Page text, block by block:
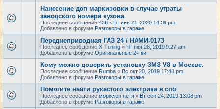
Нанесение доп маркировки в случае утраты
заводского номера кузова
Последнее сообщение 436 « Вт янв 21, 2020 14:39 pm
Добавлено в форуме Разговоры в гараже
Переднеприводная ГАЗ 24 / НАМИ-0173
Последнее сообщение X-Tuning « Чт ноя 28, 2019 9:27 am
Добавлено в форуме Оригинальные 24-ки
Кому можно доверить установку ЗМЗ V8 в Москве.
Последнее сообщение Rumba « Вс окт 20, 2019 17:48 pm
Добавлено в форуме Разговоры в гараже
Помогите найти рукастого электрика в спб
Последнее сообщение моросюн петя « Вт сен 24, 2019 13:08 pm
Добавлено в форуме Разговоры в гараже